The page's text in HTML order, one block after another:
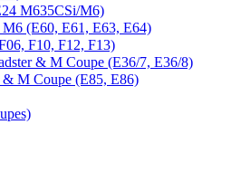
M635CSi/M6)
(E60, E61, E63, E64)
F10, F12, F13)
& M Coupe (E36/7, E36/8)
M Coupe (E85, E86)